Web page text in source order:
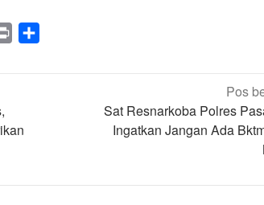
Print
Pos
Sat Resnarkoba Polres
Ingatkan Jangan Ada